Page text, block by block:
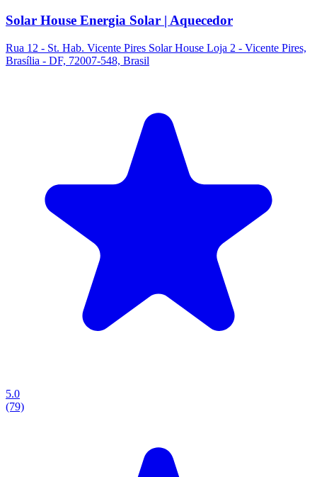
Solar House Energia Solar | Aquecedor
Rua 12 - St. Hab. Vicente Pires Solar House Loja 2 - Vicente Pires,
Brasília - DF, 72007-548, Brasil
5.0
(79)